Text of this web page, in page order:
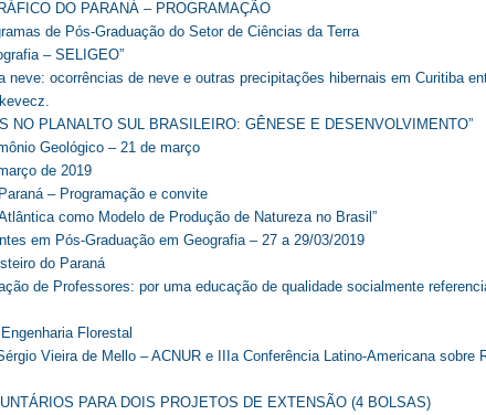
DO PARANÁ – PROGRAMAÇÃO
de Pós-Graduação do Setor de Ciências da Terra
– SELIGEO”
neve: ocorrências de neve e outras precipitações hibernais em Curitiba
NO PLANALTO SUL BRASILEIRO: GÊNESE E DESENVOLVIMENTO”
Geológico – 21 de março
de 2019
– Programação e convite
como Modelo de Produção de Natureza no Brasil”
em Pós-Graduação em Geografia – 27 a 29/03/2019
do Paraná
de Professores: por uma educação de qualidade socialmente
Florestal
Vieira de Mello – ACNUR e IIIa Conferência Latino-Americana sobre
PARA DOIS PROJETOS DE EXTENSÃO (4 BOLSAS)